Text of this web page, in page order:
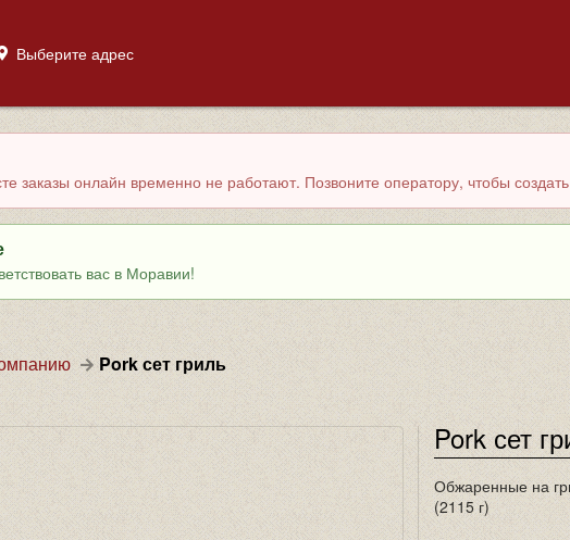
Выберите адрес
заказы онлайн временно не работают. Позвоните оператору, чтобы создать
вас в Моравии!
Pork сет гриль
Pork сет
Обжаренные на
(2115 г)